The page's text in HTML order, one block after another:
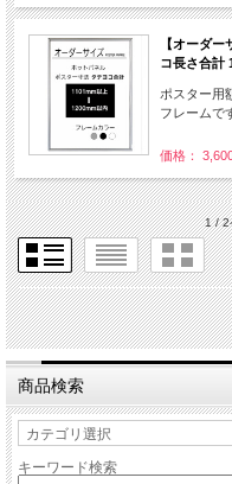
【オーダ
コ長さ合計
ポスター用
フレームで
価格：
1 / 2
商品検索
キーワード検索